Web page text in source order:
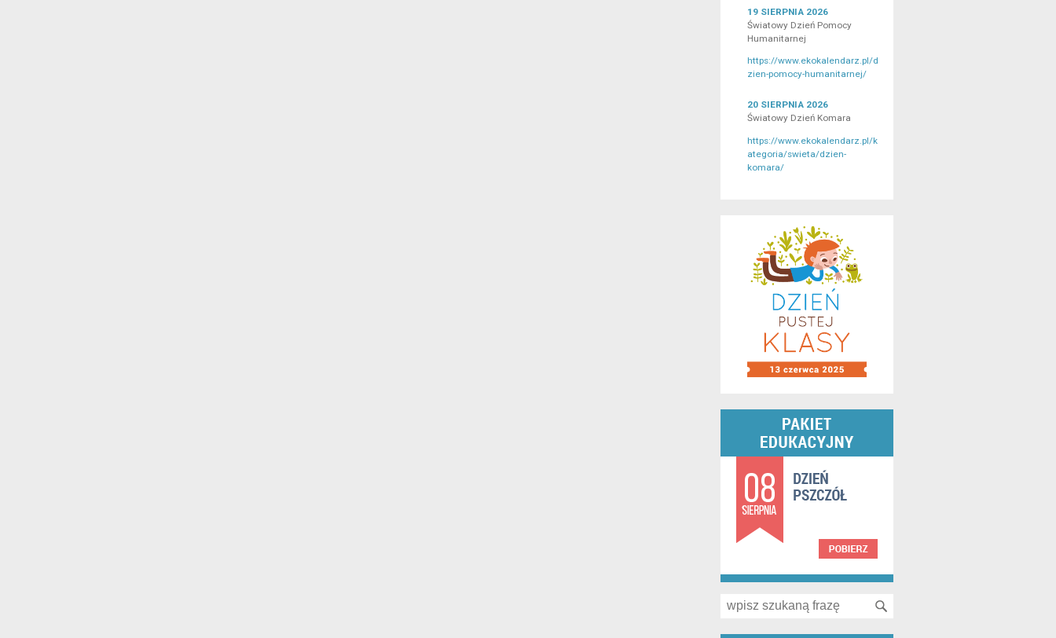
19 SIERPNIA 2026
Światowy Dzień Pomocy
Humanitarnej
https://www.ekokalendarz.pl/d
zien-pomocy-humanitarnej/
20 SIERPNIA 2026
Światowy Dzień Komara
https://www.ekokalendarz.pl/k
ategoria/swieta/dzien-
komara/
Search for: